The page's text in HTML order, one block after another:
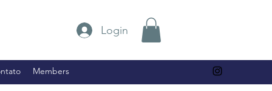
Members
Login